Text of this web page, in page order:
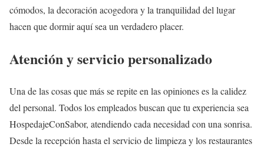
cómodos, la decoración acogedora y la tranquilidad del lugar
hacen que dormir aquí sea un verdadero placer.
Atención y servicio personalizado
Una de las cosas que más se repite en las opiniones es la calidez
del personal. Todos los empleados buscan que tu experiencia sea
HospedajeConSabor, atendiendo cada necesidad con una sonrisa.
Desde la recepción hasta el servicio de limpieza y los restaurantes